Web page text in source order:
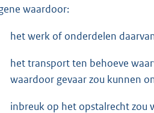
waardoor:
het werk of onderdelen
het transport ten behoeve
waardoor gevaar zou kunnen
inbreuk op het opstalrecht zou